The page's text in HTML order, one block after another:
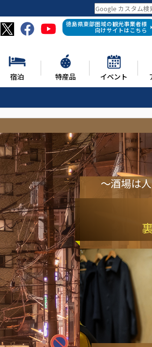
徳島県東部圏域の観光事業者様
向けサイトはこちら
宿泊 特産品 イベント
～酒場は